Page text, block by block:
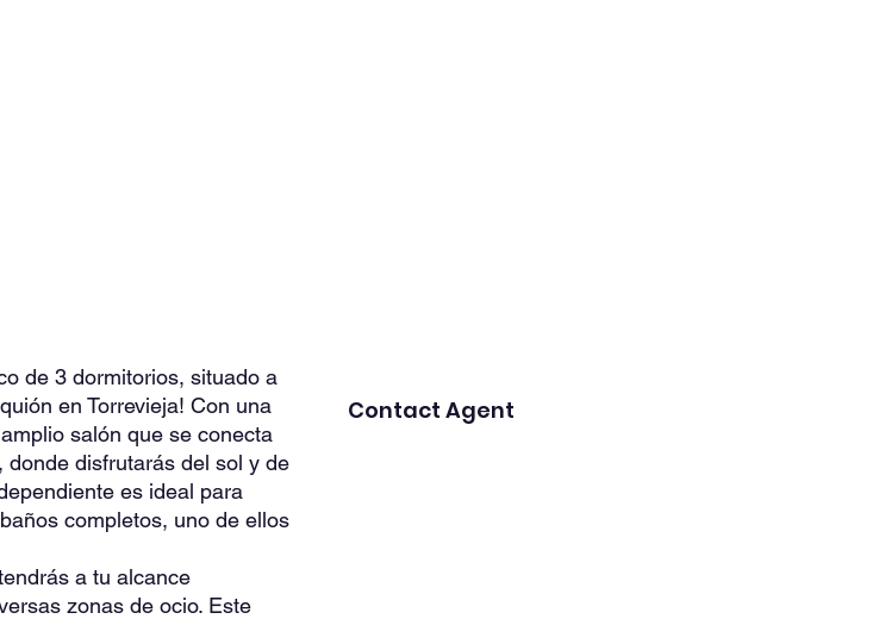
de 3 dormitorios, situado a
en Torrevieja! Con una
salón que se conecta
disfrutarás del sol y de
es ideal para
completos, uno de ellos
a tu alcance
zonas de ocio. Este
Contact Agent